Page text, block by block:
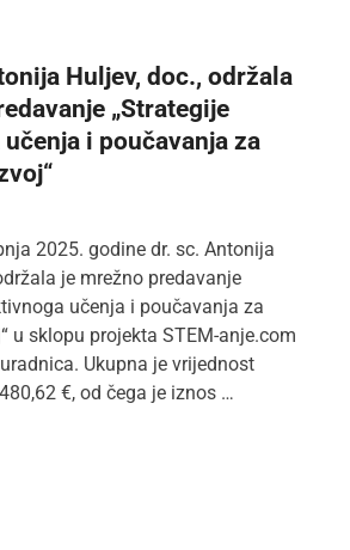
Huljev, doc., održala
„Strategije
i poučavanja za
2025. godine dr. sc. Antonija
je mrežno predavanje
učenja i poučavanja za
u sklopu projekta STEM-anje.com
Ukupna je vrijednost
€, od čega je iznos …